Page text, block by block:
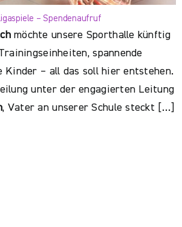
– Spendenaufruf
möchte unsere Sporthalle künftig
spannende
Kinder – all das soll hier entstehen.
unter der engagierten Leitung
, Vater an unserer Schule steckt […]